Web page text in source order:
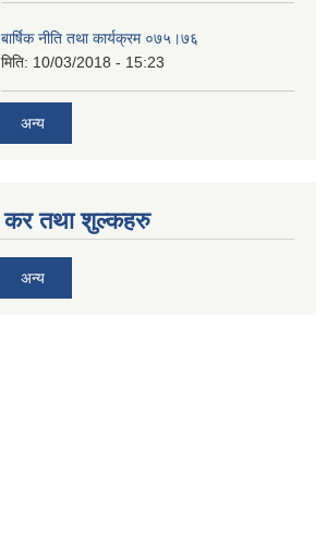
बार्षिक नीति तथा कार्यक्रम ०७५।७६
मिति: 10/03/2018 - 15:23
अन्य
कर तथा शुल्कहरु
अन्य